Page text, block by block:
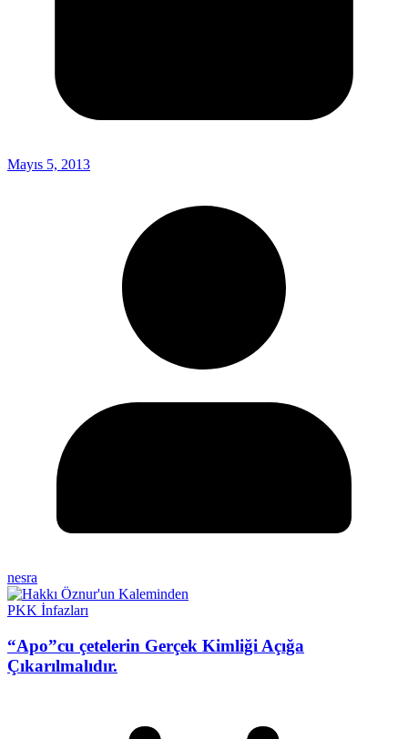
Mayıs 5, 2013
nesra
PKK İnfazları
“Apo”cu çetelerin Gerçek Kimliği Açığa
Çıkarılmalıdır.